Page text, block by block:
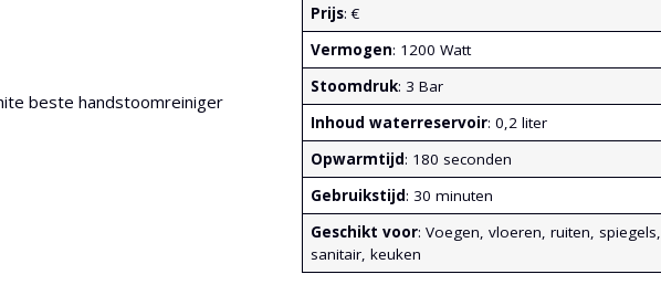
Prijs: €
Vermogen: 1200 Watt
Stoomdruk: 3 Bar
Inhoud waterreservoir: 0,2 liter
Opwarmtijd: 180 seconden
Gebruikstijd: 30 minuten
Geschikt voor: Voegen, vloeren, ruiten, spiegels,
sanitair, keuken